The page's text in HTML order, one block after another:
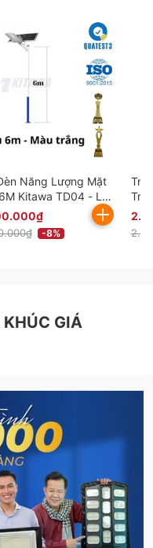
Năng Lượng Mặt
Kitawa TD04 - Lắp
Lượng Mặt Trời
-8%
Trụ
Đèn
GIÁ